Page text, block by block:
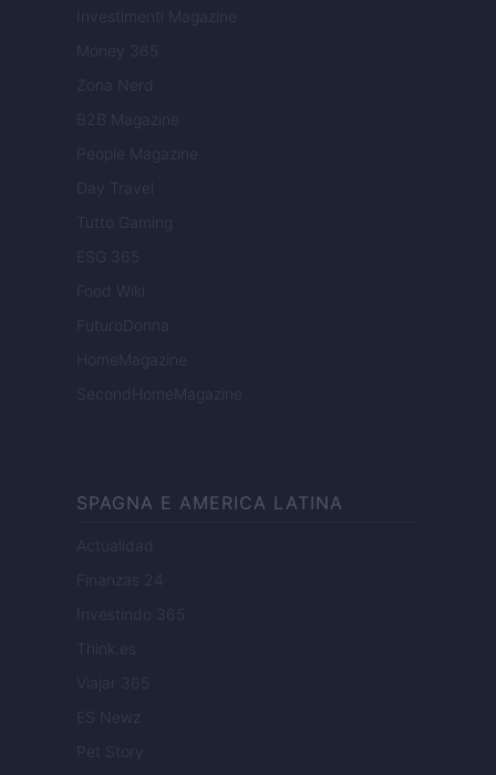
Investimenti Magazine
Money 365
Zona Nerd
B2B Magazine
People Magazine
Day Travel
Tutto Gaming
ESG 365
Food Wiki
FuturoDonna
HomeMagazine
SecondHomeMagazine
SPAGNA E AMERICA LATINA
Actualidad
Finanzas 24
Investindo 365
Think.es
Viajar 365
ES Newz
Pet Story